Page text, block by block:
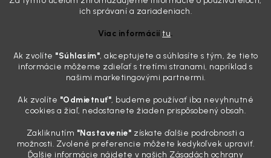
ich správaní a zariadeniach.
Viac informáciítu.
Ak zvolíte "Súhlasím", akceptujete a súhlasíte s tým, že tieto
informácie môžeme zdieľať s tretími stranami, napríklad s
našimi marketingovými partnermi.
Ak zvolíte "Odmietnuť", budeme používať iba nevyhnutné
cookies a žiaľ, nedostanete žiaden prispôsobený obsah.
Zakliknutím "Nastavenie" získate ďalšie podrobnosti a
možnosti. Zvolené preferencie môžete kedykoľvek upraviť.
Ďalšie informácie nájdete v našich Zásadách ochrany
Zabudnite na handru. Ak chcete mať auto naozaj čisté,
Poznáte ten moment. Vonku svieti slnko, vy sedíte v čerstvo
„upratanom“ aute, no pri pohľade na palubnú dosku vás ide poraziť. V
mriežkach ventilácie, okolo tlačidiel a v švíkoch sedačiek na vás stále
drzo pozerá prach. Handra ani vysávač tam jednodu...
Detailing nemusí stáť výplatu: 5 kúskov autokozmetiky,
31.7.2026
Sobotné ráno, káva v ruke a pred vami zaprášená kapota. Pre